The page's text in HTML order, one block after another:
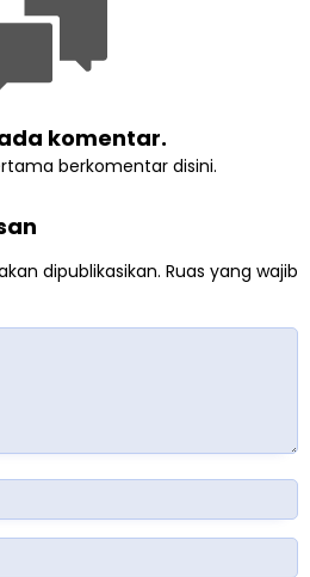
komentar.
berkomentar disini.
dipublikasikan. Ruas yang wajib